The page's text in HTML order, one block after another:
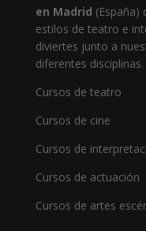
en Madrid (España)
estilos de teatro e
diviertes junto a
diferentes disciplinas.
Cursos de teatro
Cursos de cine
Cursos de
Cursos de actuación
Cursos de artes